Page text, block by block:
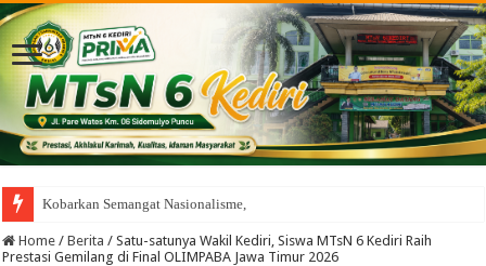
Kobarkan Semangat Nasionalisme, Seluruh Murid MTsN
Home / Berita / Satu-satunya Wakil Kediri, Siswa MTsN 6 Kediri Raih
Prestasi Gemilang di Final OLIMPABA Jawa Timur 2026